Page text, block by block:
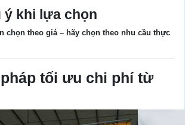
ý khi lựa chọn
chọn theo giá – hãy chọn theo nhu cầu thực
tối ưu chi phí từ